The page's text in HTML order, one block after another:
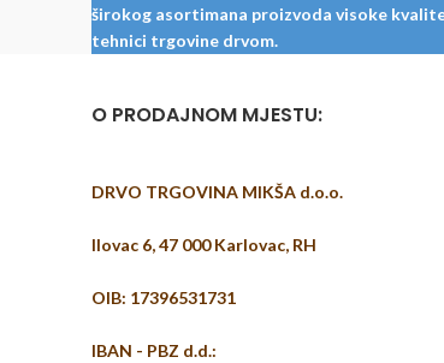
širokog asortimana proizvoda visoke
tehnici trgovine drvom.
O PRODAJNOM MJESTU:
DRVO TRGOVINA MIKŠA d.o.o.
Ilovac 6, 47 000 Karlovac, RH
OIB: 17396531731
IBAN - PBZ d.d.: